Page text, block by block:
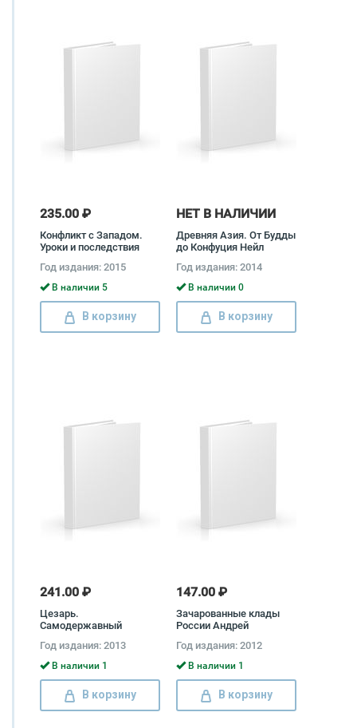
235.00 ₽
Конфликт с Западом.
Уроки и последствия
Год издания: 2015
В наличии 5
В корзину
НЕТ В НАЛИЧИИ
Древняя Азия. От Будды
до Конфуция Нейл
Рудакова, Роман
Светлов
Год издания: 2014
В наличии 0
В корзину
241.00 ₽
Цезарь.
Самодержавный
Геворкян
Год издания: 2013
В наличии 1
В корзину
147.00 ₽
Зачарованные клады
России Андрей
Год издания: 2012
В наличии 1
В корзину